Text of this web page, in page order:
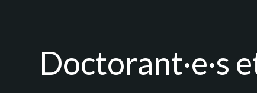
Doctorant·e·s